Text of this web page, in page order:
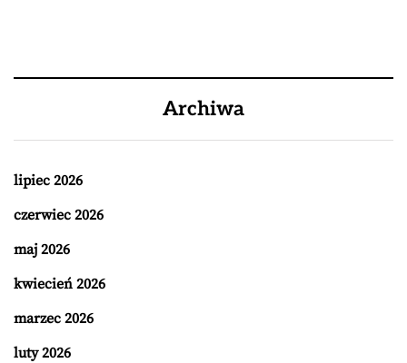
Archiwa
lipiec 2026
czerwiec 2026
maj 2026
kwiecień 2026
marzec 2026
luty 2026